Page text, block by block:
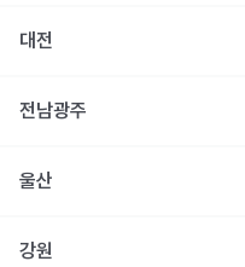
대전
전남광주
울산
강원